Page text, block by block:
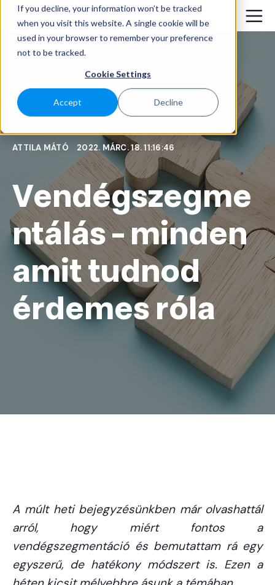
If you decline, your information won’t be tracked
when you visit this website. A single cookie will be
used in your browser to remember your preference
not to be tracked.
Cookie Settings
Accept Decline
ATTILA MÁTÓ 2022. MÁRC. 18. 11:16:46
Vendégszegme
ntálás - minden
amit tudnod
érdemes róla
A múlt heti bejegyzésünkben már olvashattál
arról, hogy miért fontos a
vendégszegmentáció és bemutattam rá egy
egyszerű, de hatékony módszert is. Ezen a